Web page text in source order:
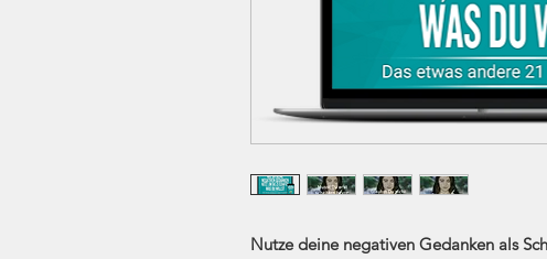
Nutze deine negativen Gedanken als